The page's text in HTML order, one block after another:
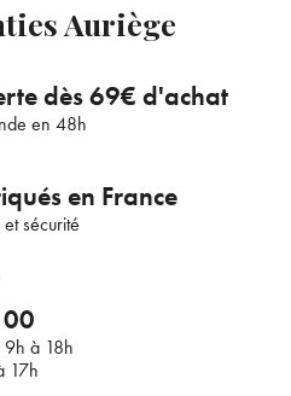
Auriège
dès 69€ d'achat
en 48h
en France
sécurité
9h à 18h
17h